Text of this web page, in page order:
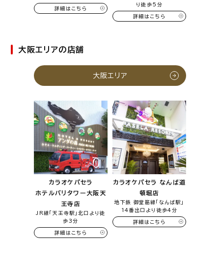
詳細はこちら
り徒歩5分
詳細はこちら
大阪エリアの店舗
大阪エリア
カラオケパセラ
ホテルバリタワー大阪天
王寺店
JR線「天王寺駅」北口より徒
歩3分
詳細はこちら
カラオケパセラ なんば道
頓堀店
地下鉄 御堂筋線「なんば駅」
14番出口より徒歩4分
詳細はこちら